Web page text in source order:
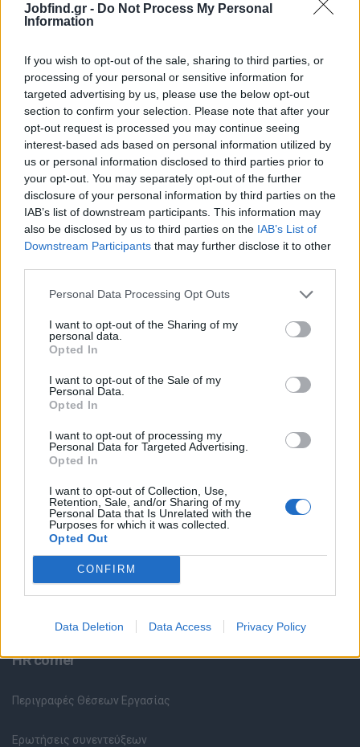
Jobfind.gr - Do Not Process My Personal
Information
If you wish to opt-out of the sale, sharing to third parties, or
processing of your personal or sensitive information for
targeted advertising by us, please use the below opt-out
section to confirm your selection. Please note that after your
opt-out request is processed you may continue seeing
interest-based ads based on personal information utilized by
us or personal information disclosed to third parties prior to
your opt-out. You may separately opt-out of the further
disclosure of your personal information by third parties on the
IAB’s list of downstream participants. This information may
also be disclosed by us to third parties on the IAB’s List of
Downstream Participants that may further disclose it to other
Personal Data Processing Opt Outs
I want to opt-out of the Sharing of my
personal data.
Opted In
I want to opt-out of the Sale of my
Personal Data.
Opted In
I want to opt-out of processing my
Personal Data for Targeted Advertising.
Opted In
I want to opt-out of Collection, Use,
Retention, Sale, and/or Sharing of my
Personal Data that Is Unrelated with the
Purposes for which it was collected.
Opted Out
CONFIRM
Data Deletion Data Access Privacy Policy
Επικοινωνιακός
Παροχές
Αμοιβές ικανοποιητικές
Θέσεις εργασίας
Όλες οι Θέσεις Εργασίας
Θέσεις Εργασίας ανά Ειδικότητα
Θέσεις Εργασίας ανά Εταιρεία
Κέντρο Βοήθειας
Υπηρεσίες υποψηφίων
HR corner
Περιγραφές Θέσεων Εργασίας
Ερωτήσεις συνεντεύξεων